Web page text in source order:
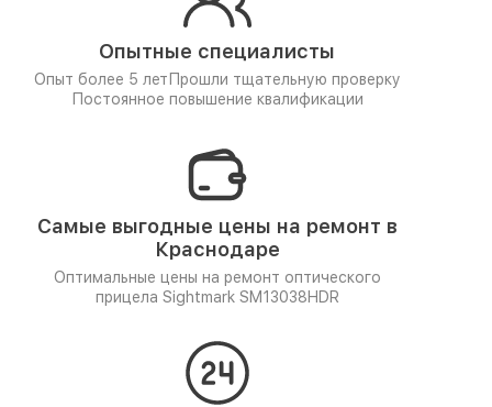
Опытные специалисты
Опыт более 5 лет Прошли тщательную проверку
Постоянное повышение квалификации
Самые выгодные цены на ремонт в
Краснодаре
Оптимальные цены на ремонт оптического
прицела Sightmark SM13038HDR